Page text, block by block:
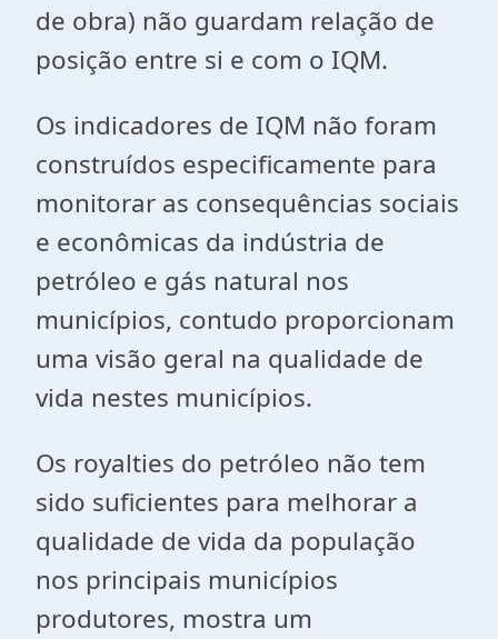
de obra) não guardam relação de
posição entre si e com o IQM.
Os indicadores de IQM não foram
construídos especificamente para
monitorar as consequências sociais
e econômicas da indústria de
petróleo e gás natural nos
municípios, contudo proporcionam
uma visão geral na qualidade de
vida nestes municípios.
Os royalties do petróleo não tem
sido suficientes para melhorar a
qualidade de vida da população
nos principais municípios
produtores, mostra um